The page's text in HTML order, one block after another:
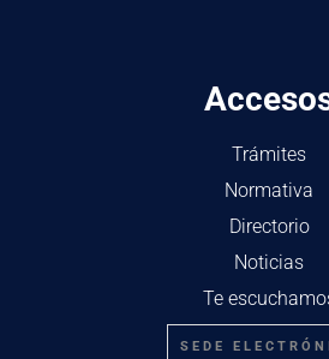
Trámites
Normativa
Directorio
Noticias
Te
SEDE